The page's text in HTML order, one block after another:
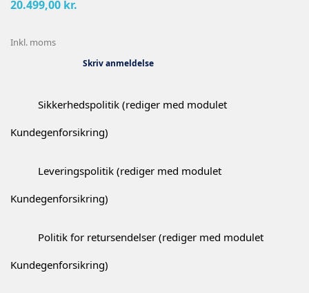
20.499,00 kr.
Inkl. moms
Skriv anmeldelse
Sikkerhedspolitik (rediger med modulet
Kundegenforsikring)
Leveringspolitik (rediger med modulet
Kundegenforsikring)
Politik for retursendelser (rediger med modulet
Kundegenforsikring)